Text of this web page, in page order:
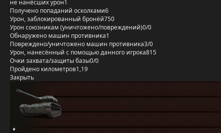
не нанёсших урон1
Получено попаданий осколками6
Урон, заблокированный бронёй750
Урон союзникам (уничтожено/повреждений)0/0
Обнаружено машин противника1
Повреждено/уничтожено машин противника3/0
Урон, нанесённый с помощью данного игрока815
Очки захвата/защиты базы0/0
Пройдено километров1,19
Закрыть